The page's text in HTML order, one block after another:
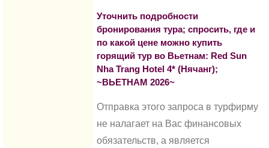
Уточнить подробности
бронирования тура; спросить, где и
по какой цене можно купить
горящий тур во Вьетнам: Red Sun
Nha Trang Hotel 4* (Нячанг);
~ВЬЕТНАМ 2026~
Отправка этого запроса в турфирму
не налагает на Вас финансовых
обязательств, а является